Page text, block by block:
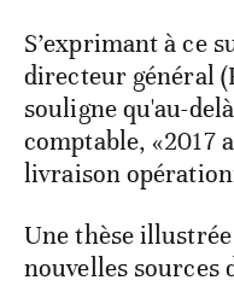
S’exprimant à ce
directeur général
souligne qu'au-
comptable, «2017
livraison
Une thèse
nouvelles sources